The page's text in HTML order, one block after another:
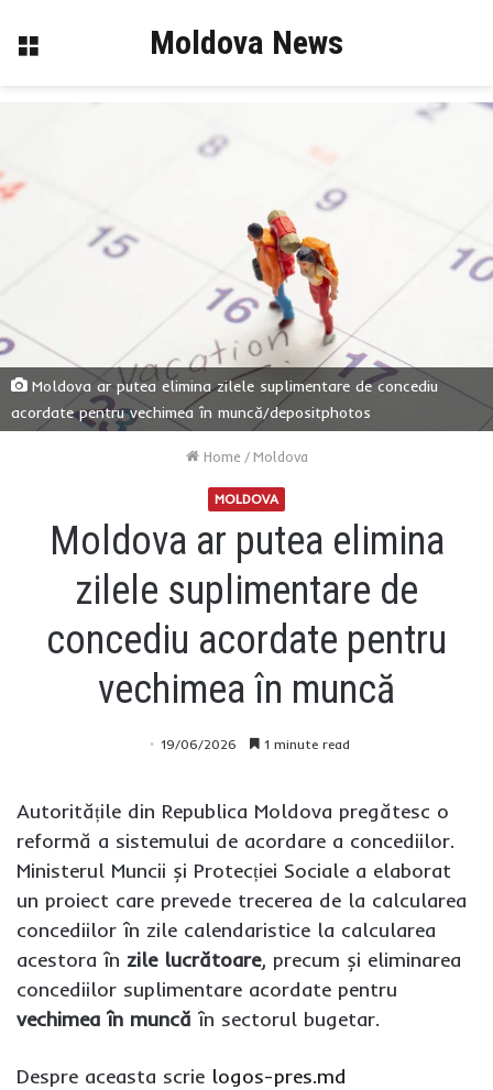
Menu Moldova News
Moldova ar putea elimina zilele suplimentare de concediu
acordate pentru vechimea în muncă/depositphotos
Home / Moldova
MOLDOVA
Moldova ar putea elimina
zilele suplimentare de
concediu acordate pentru
vechimea în muncă
19/06/2026 1 minute read
Autoritățile din Republica Moldova pregătesc o
reformă a sistemului de acordare a concediilor.
Ministerul Muncii și Protecției Sociale a elaborat
un proiect care prevede trecerea de la calcularea
concediilor în zile calendaristice la calcularea
acestora în zile lucrătoare, precum și eliminarea
concediilor suplimentare acordate pentru
vechimea în muncă în sectorul bugetar.
Despre aceasta scrie logos-pres.md